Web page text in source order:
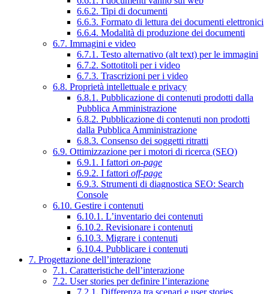
6.6.2. Tipi di documenti
6.6.3. Formato di lettura dei documenti elettronici
6.6.4. Modalità di produzione dei documenti
6.7. Immagini e video
6.7.1. Testo alternativo (alt text) per le immagini
6.7.2. Sottotitoli per i video
6.7.3. Trascrizioni per i video
6.8. Proprietà intellettuale e privacy
6.8.1. Pubblicazione di contenuti prodotti dalla
Pubblica Amministrazione
6.8.2. Pubblicazione di contenuti non prodotti
dalla Pubblica Amministrazione
6.8.3. Consenso dei soggetti ritratti
6.9. Ottimizzazione per i motori di ricerca (SEO)
6.9.1. I fattori on-page
6.9.2. I fattori off-page
6.9.3. Strumenti di diagnostica SEO: Search
Console
6.10. Gestire i contenuti
6.10.1. L’inventario dei contenuti
6.10.2. Revisionare i contenuti
6.10.3. Migrare i contenuti
6.10.4. Pubblicare i contenuti
7. Progettazione dell’interazione
7.1. Caratteristiche dell’interazione
7.2. User stories per definire l’interazione
7.2.1. Differenza tra scenari e user stories